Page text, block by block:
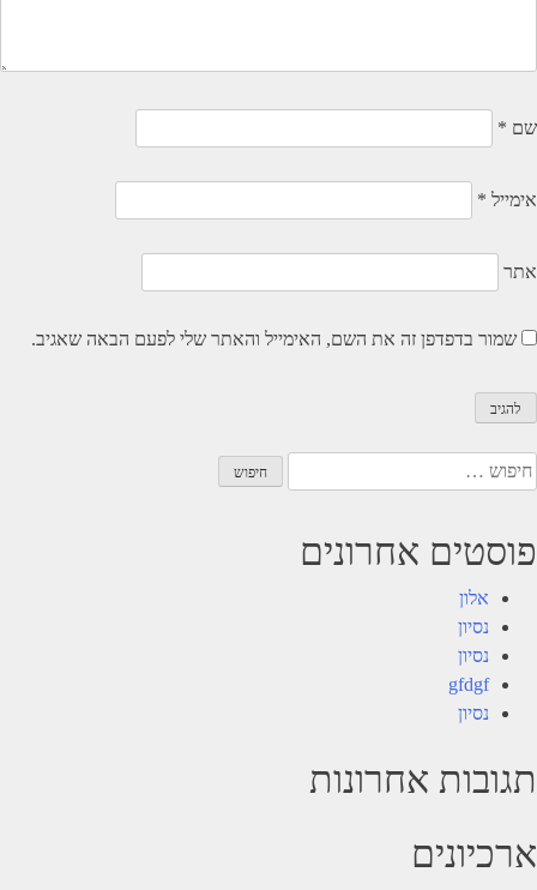
שם *
אימייל *
אתר
שמור בדפדפן זה את השם, האימייל והאתר שלי לפעם הבאה שאגיב.
חיפוש:
פוסטים אחרונים
אלון
נסיון
נסיון
gfdgf
נסיון
תגובות אחרונות
ארכיונים